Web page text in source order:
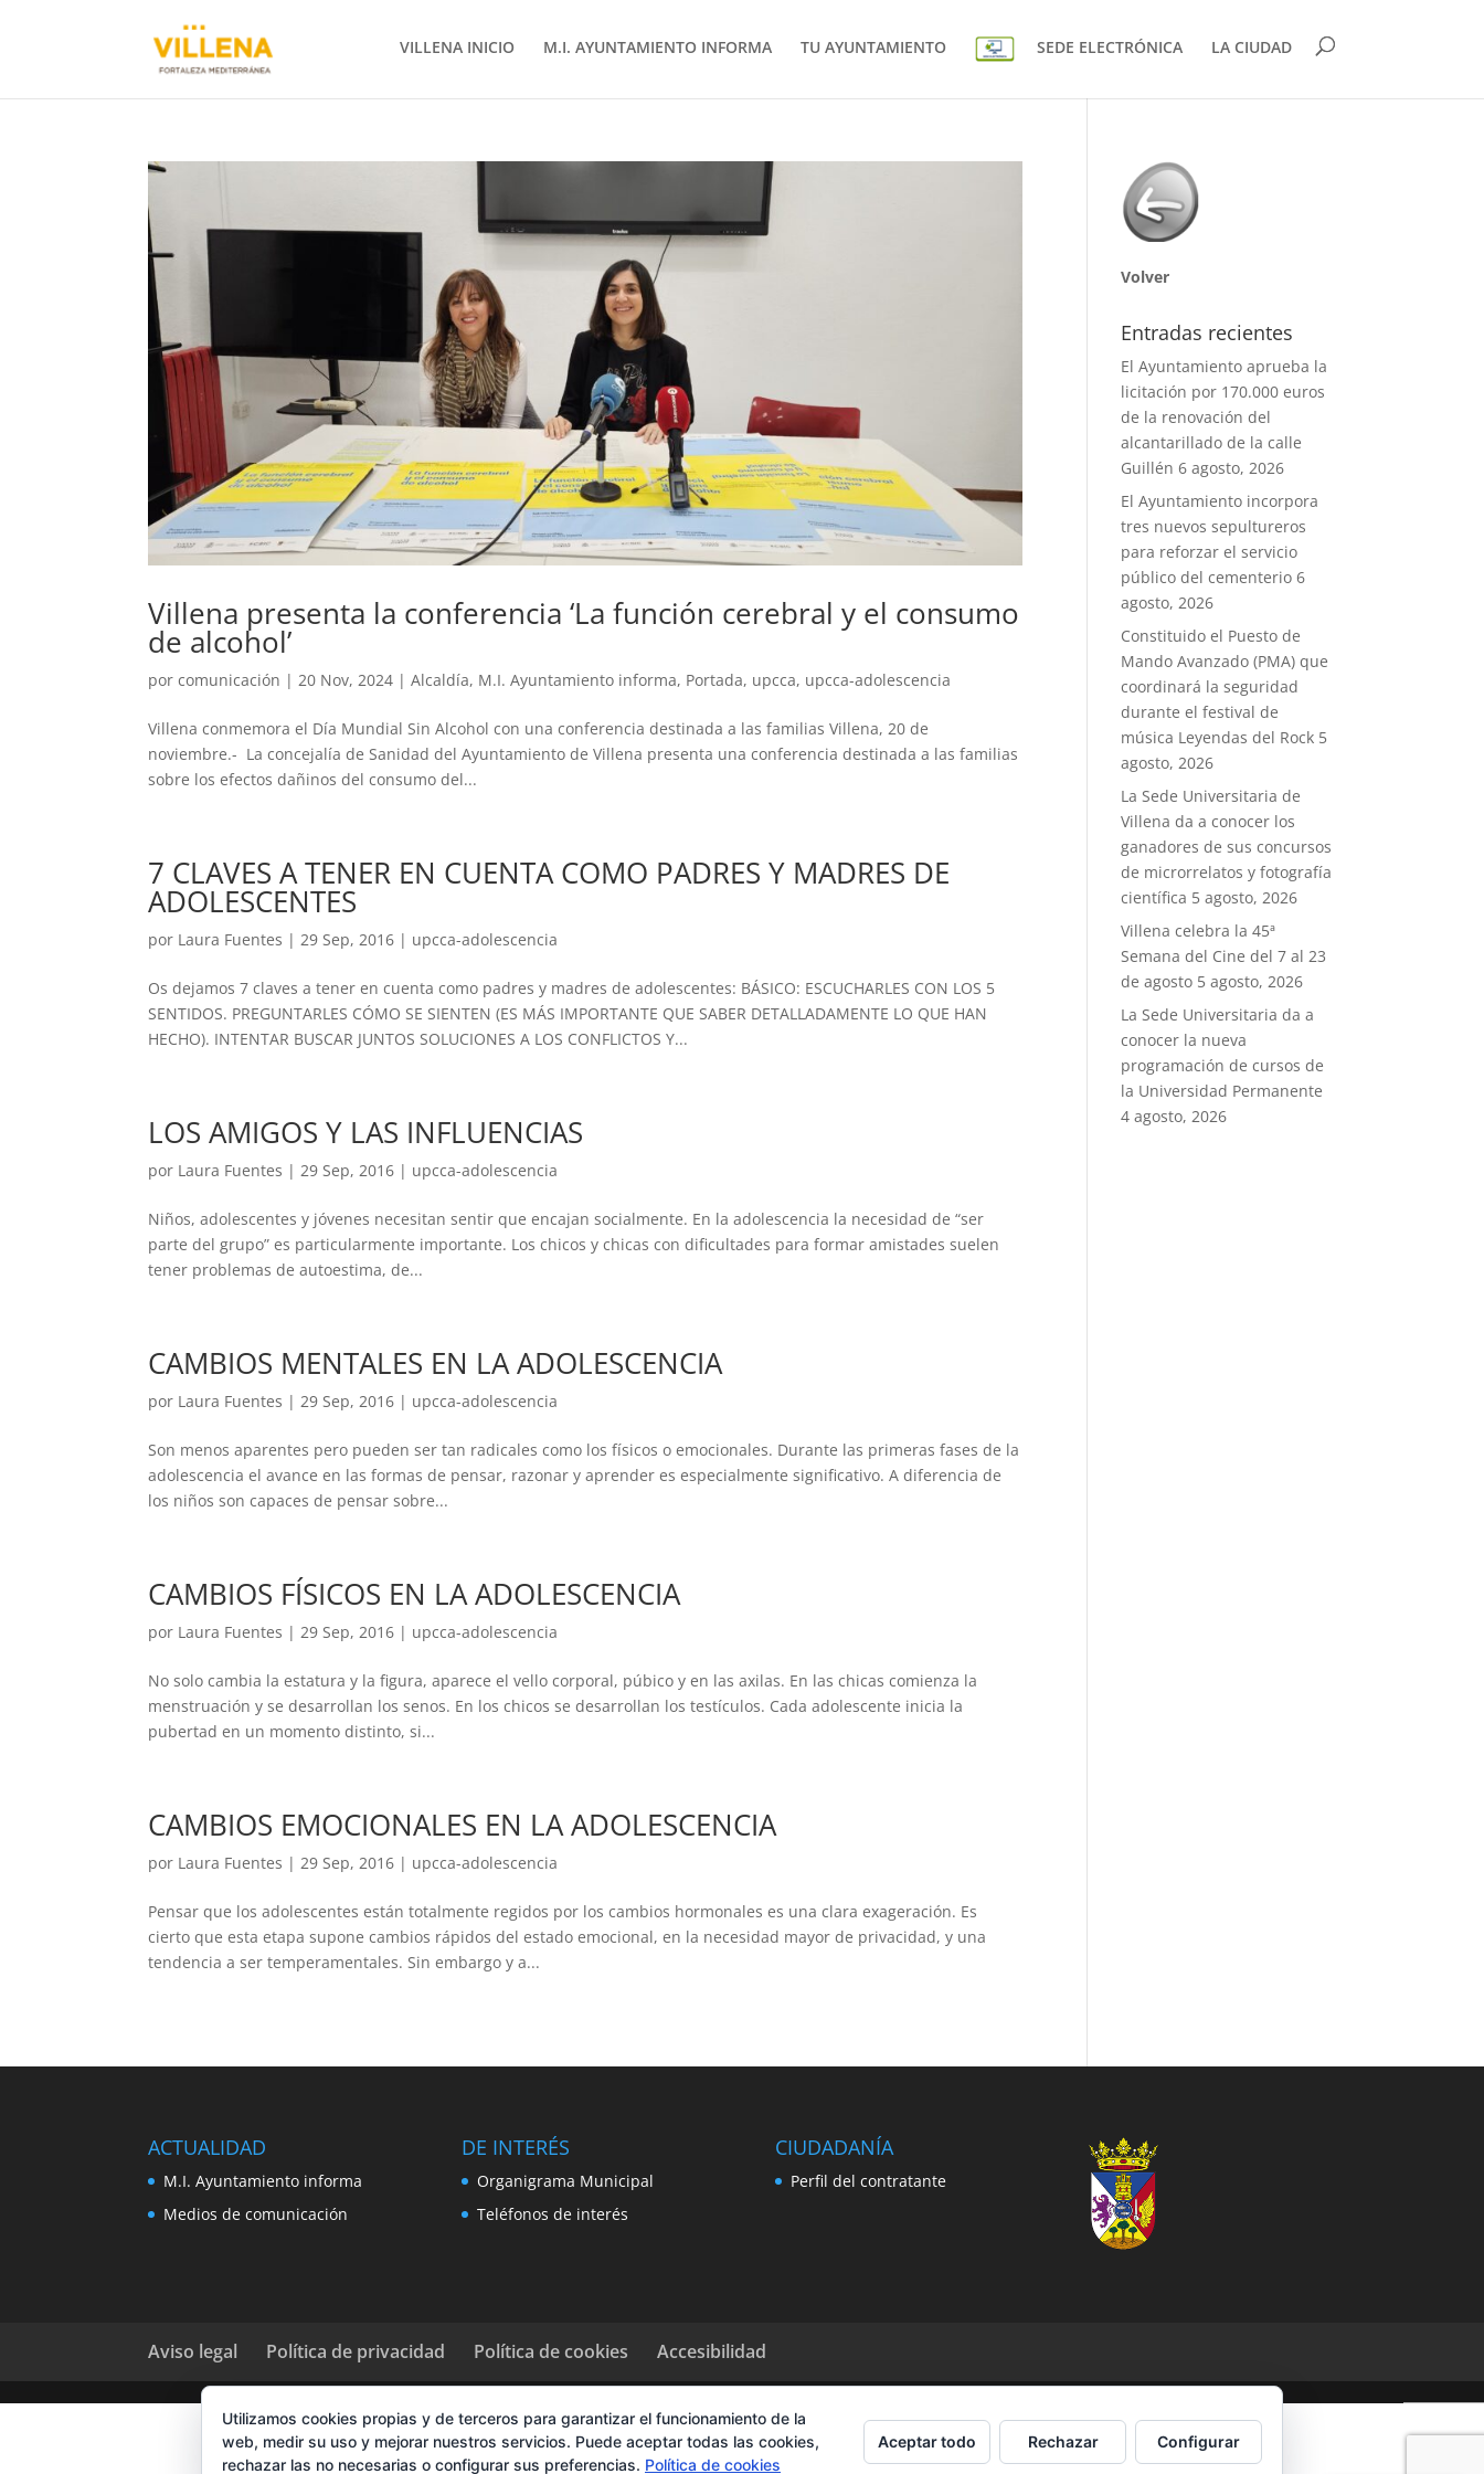
VILLENA INICIO M.I. AYUNTAMIENTO INFORMA TU AYUNTAMIENTO SEDE ELECTRÓNICA LA CIUDAD
Villena presenta la conferencia ‘La función cerebral y el consumo
de alcohol’
porcomunicación |20 Nov, 2024 |Alcaldía, M.I. Ayuntamiento informa, Portada, upcca, upcca-adolescencia
Villena conmemora el Día Mundial Sin Alcohol con una conferencia destinada a las familias Villena, 20 de
noviembre.- La concejalía de Sanidad del Ayuntamiento de Villena presenta una conferencia destinada a las familias
sobre los efectos dañinos del consumo del...
7 CLAVES A TENER EN CUENTA COMO PADRES Y MADRES DE
ADOLESCENTES
por Laura Fuentes |29 Sep, 2016 | upcca-adolescencia
Os dejamos 7 claves a tener en cuenta como padres y madres de adolescentes: BÁSICO: ESCUCHARLES CON LOS 5
SENTIDOS. PREGUNTARLES CÓMO SE SIENTEN (ES MÁS IMPORTANTE QUE SABER DETALLADAMENTE LO QUE HAN
HECHO). INTENTAR BUSCAR JUNTOS SOLUCIONES A LOS CONFLICTOS Y...
LOS AMIGOS Y LAS INFLUENCIAS
por Laura Fuentes |29 Sep, 2016 | upcca-adolescencia
Niños, adolescentes y jóvenes necesitan sentir que encajan socialmente. En la adolescencia la necesidad de “ser
parte del grupo” es particularmente importante. Los chicos y chicas con dificultades para formar amistades suelen
tener problemas de autoestima, de...
CAMBIOS MENTALES EN LA ADOLESCENCIA
por Laura Fuentes |29 Sep, 2016 | upcca-adolescencia
Son menos aparentes pero pueden ser tan radicales como los físicos o emocionales. Durante las primeras fases de la
adolescencia el avance en las formas de pensar, razonar y aprender es especialmente significativo. A diferencia de
los niños son capaces de pensar sobre...
CAMBIOS FÍSICOS EN LA ADOLESCENCIA
por Laura Fuentes |29 Sep, 2016 | upcca-adolescencia
No solo cambia la estatura y la figura, aparece el vello corporal, púbico y en las axilas. En las chicas comienza la
menstruación y se desarrollan los senos. En los chicos se desarrollan los testículos. Cada adolescente inicia la
pubertad en un momento distinto, si...
CAMBIOS EMOCIONALES EN LA ADOLESCENCIA
por Laura Fuentes |29 Sep, 2016 | upcca-adolescencia
Pensar que los adolescentes están totalmente regidos por los cambios hormonales es una clara exageración. Es
cierto que esta etapa supone cambios rápidos del estado emocional, en la necesidad mayor de privacidad, y una
tendencia a ser temperamentales. Sin embargo y a...
Volver
Entradas recientes
El Ayuntamiento aprueba la
licitación por 170.000 euros
de la renovación del
alcantarillado de la calle
Guillén 6 agosto, 2026
El Ayuntamiento incorpora
tres nuevos sepultureros
para reforzar el servicio
público del cementerio 6
agosto, 2026
Constituido el Puesto de
Mando Avanzado (PMA) que
coordinará la seguridad
durante el festival de
música Leyendas del Rock 5
agosto, 2026
La Sede Universitaria de
Villena da a conocer los
ganadores de sus concursos
de microrrelatos y fotografía
científica 5 agosto, 2026
Villena celebra la 45ª
Semana del Cine del 7 al 23
de agosto 5 agosto, 2026
La Sede Universitaria da a
conocer la nueva
programación de cursos de
la Universidad Permanente
4 agosto, 2026
ACTUALIDAD
M.I. Ayuntamiento informa
Medios de comunicación
DE INTERÉS
Organigrama Municipal
Teléfonos de interés
CIUDADANÍA
Perfil del contratante
Aviso legal Política de privacidad Política de cookies Accesibilidad
Utilizamos cookies propias y de terceros para garantizar el funcionamiento de la
web, medir su uso y mejorar nuestros servicios. Puede aceptar todas las cookies,
rechazar las no necesarias o configurar sus preferencias. Política de cookies
Aceptar todo Rechazar Configurar